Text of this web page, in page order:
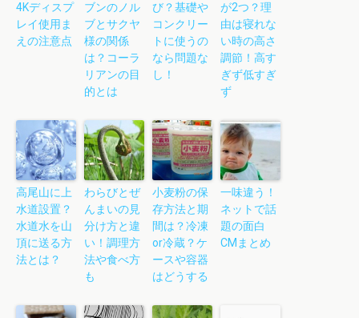
4Kディスプ
レイ使用ま
えの注意点
ブンのノル
ブとサクヤ
様の関係
は？コーラ
リアンの目
的とは
び？基礎や
コンクリー
トに使うの
なら問題な
し！
が2つ？理
由は寝れな
い時の高さ
調節！高す
ぎず低すぎ
ず
高尾山に上
水道設置？
水道水を山
頂に送る方
法とは？
わらびとぜ
んまいの見
分け方と違
い！調理方
法や食べ方
も
小麦粉の保
存方法と期
間は？冷凍
or冷蔵？ケ
ースや容器
はどうする
一味違う！
ネットで話
題の面白
CMまとめ